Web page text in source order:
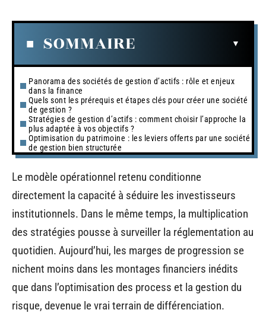
SOMMAIRE
Panorama des sociétés de gestion d’actifs : rôle et enjeux
dans la finance
Quels sont les prérequis et étapes clés pour créer une société
de gestion ?
Stratégies de gestion d’actifs : comment choisir l’approche la
plus adaptée à vos objectifs ?
Optimisation du patrimoine : les leviers offerts par une société
de gestion bien structurée
Le modèle opérationnel retenu conditionne
directement la capacité à séduire les investisseurs
institutionnels. Dans le même temps, la multiplication
des stratégies pousse à surveiller la réglementation au
quotidien. Aujourd’hui, les marges de progression se
nichent moins dans les montages financiers inédits
que dans l’optimisation des process et la gestion du
risque, devenue le vrai terrain de différenciation.